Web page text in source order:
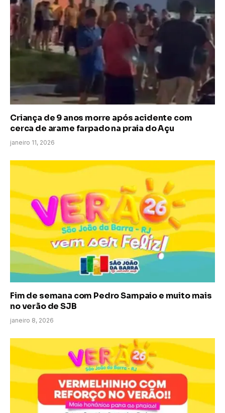
Criança de 9 anos morre após acidente com
cerca de arame farpado na praia do Açu
janeiro 11, 2026
Fim de semana com Pedro Sampaio e muito mais
no verão de SJB
janeiro 8, 2026